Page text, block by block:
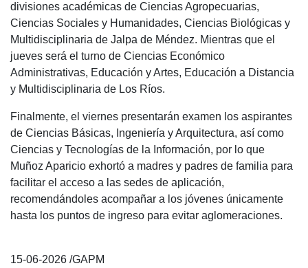
divisiones académicas de Ciencias Agropecuarias,
Ciencias Sociales y Humanidades, Ciencias Biológicas y
Multidisciplinaria de Jalpa de Méndez. Mientras que el
jueves será el turno de Ciencias Económico
Administrativas, Educación y Artes, Educación a Distancia
y Multidisciplinaria de Los Ríos.
Finalmente, el viernes presentarán examen los aspirantes
de Ciencias Básicas, Ingeniería y Arquitectura, así como
Ciencias y Tecnologías de la Información, por lo que
Muñoz Aparicio exhortó a madres y padres de familia para
facilitar el acceso a las sedes de aplicación,
recomendándoles acompañar a los jóvenes únicamente
hasta los puntos de ingreso para evitar aglomeraciones.
15-06-2026 /GAPM